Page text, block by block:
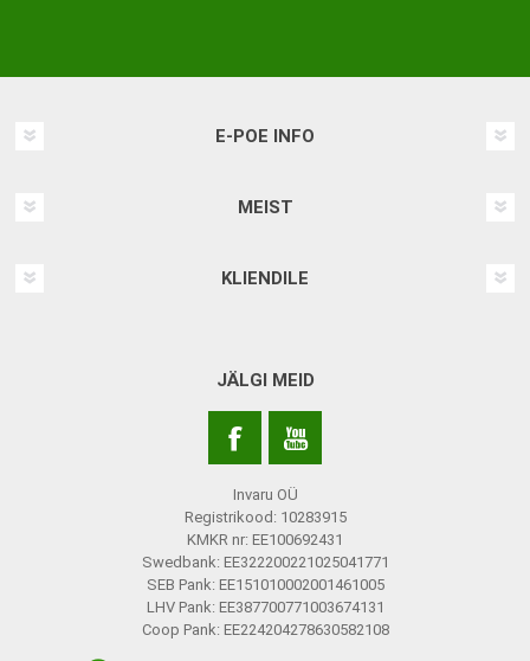
E-POE INFO
MEIST
KLIENDILE
JÄLGI MEID
Invaru OÜ
Registrikood: 10283915
KMKR nr: EE100692431
Swedbank: EE322200221025041771
SEB Pank: EE151010002001461005
LHV Pank: EE387700771003674131
Coop Pank: EE224204278630582108